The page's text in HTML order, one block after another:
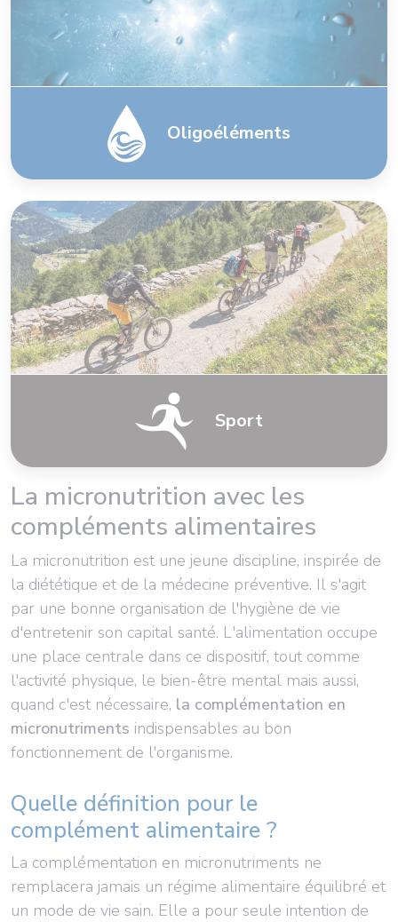
Oligoéléments
Sport
La micronutrition avec les
compléments alimentaires
La micronutrition est une jeune discipline, inspirée de
la diététique et de la médecine préventive. Il s'agit
par une bonne organisation de l'hygiène de vie
d'entretenir son capital santé. L'alimentation occupe
une place centrale dans ce dispositif, tout comme
l'activité physique, le bien-être mental mais aussi,
quand c'est nécessaire, la complémentation en
micronutriments indispensables au bon
fonctionnement de l'organisme.
Quelle définition pour le
complément alimentaire ?
La complémentation en micronutriments ne
remplacera jamais un régime alimentaire équilibré et
un mode de vie sain. Elle a pour seule intention de